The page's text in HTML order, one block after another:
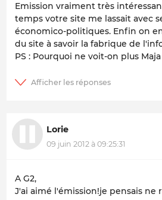
Emission vraiment très
temps votre site me lassait avec
économico-politiques. Enfin on
du site à savoir la fabrique de
PS : Pourquoi ne voit-on plus
Lorie
09 juin 2012 à 09:25:31
A G2,
J'ai aimé l'émission!je pensais ne